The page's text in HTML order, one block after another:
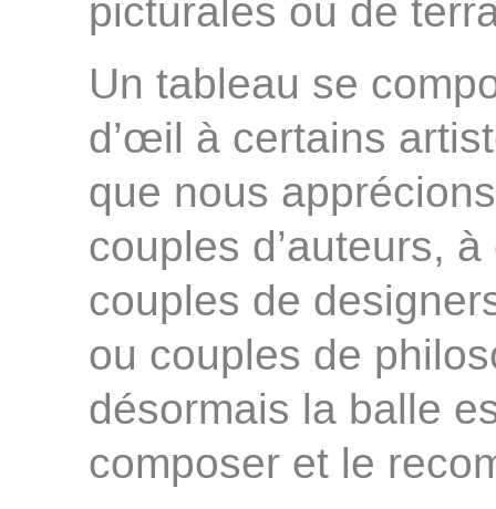
picturales ou de
Un tableau se
d’œil à certains
que nous
couples d’auteurs,
couples de
ou couples de
désormais la balle
composer et le